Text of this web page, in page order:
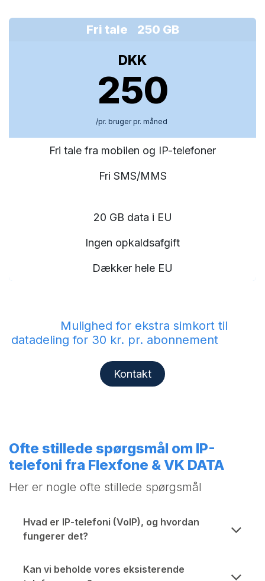
Fri tale 250 GB
DKK
250
/pr. bruger pr. måned
Fri tale fra mobilen og IP-telefoner
Fri SMS/MMS
20 GB data i EU
Ingen opkaldsafgift
Dækker hele EU
Mulighed for ekstra simkort til
datadeling for 30 kr. pr. abonnement
Kontakt
Ofte stillede spørgsmål om IP-
telefoni fra Flexfone & VK DATA
Her er nogle ofte stillede spørgsmål
Hvad er IP-telefoni (VoIP), og hvordan
fungerer det?
Kan vi beholde vores eksisterende